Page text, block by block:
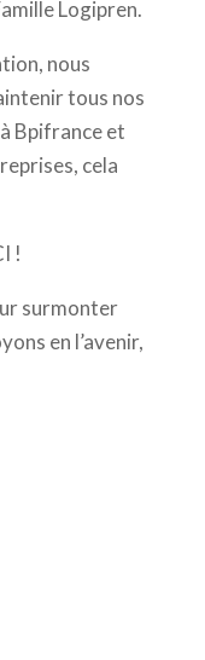
Logipren.
nous
tous nos
Bpifrance et
cela
!
surmonter
en l’avenir,